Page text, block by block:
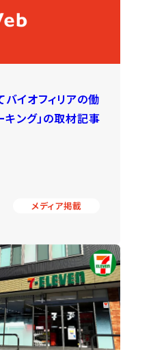
イオフィリアの働
キング」の取材記事
メディア掲載